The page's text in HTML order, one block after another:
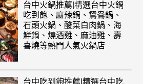
台中火鍋推薦|精選台中火鍋
吃到飽、麻辣鍋、鴛鴦鍋、
石頭火鍋、酸菜白肉鍋、海
鮮鍋、燒酒雞、麻油雞、壽
喜燒等熱門人氣火鍋店
台中吃到飽推薦|精選台中吃